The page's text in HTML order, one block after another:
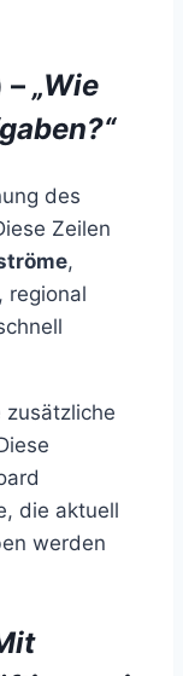
– „Wie
des
Zeilen
,
, regional
zusätzliche
die aktuell
werden